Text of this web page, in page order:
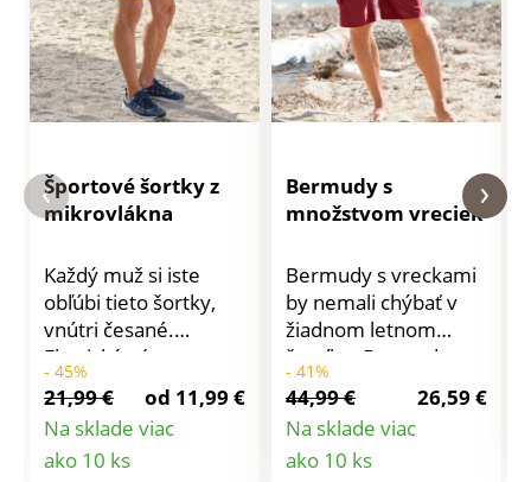
Športové šortky z
mikrovlákna
Každý muž si iste
obľúbi tieto šortky,
vnútri česané.
Elastický pás so
šnúrkou na
stiahnutie. Bočné
vrecká s paspulou na
zips. Možno prať v
- 45%
21,99 €
od 11,99 €
Na sklade viac
ako 10 ks
Bermudy s
množstvom vreciek
Bermudy s vreckami
by nemali chýbať v
žiadnom letnom
šatníku. Bermudy
majú pás s pútkami
na opasok a rázporok
na zips a gombík. 2
zaoblené vrecká
- 41%
44,99 €
26,59 €
Na sklade viac
ako 10 ks